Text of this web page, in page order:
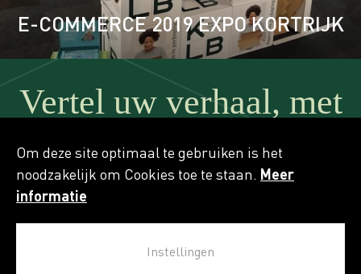
E-COMMERCE 2019 EXPO KORTRIJK
Vertel uw verhaal, met
ons
CONTACTEER ONS
Om deze site optimaal te gebruiken is het
noodzakelijk om Cookies toe te staan. Meer
informatie
Instellingen